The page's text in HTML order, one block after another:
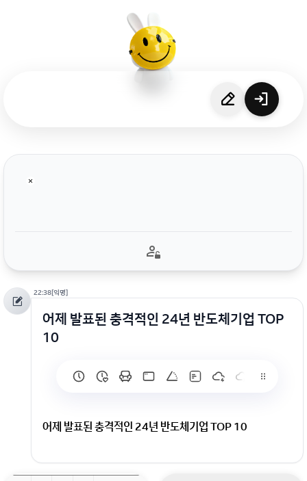
22:38[익명]
어제 발표된 충격적인 24년 반도체기업 TOP
10
어제 발표된 충격적인 24년 반도체기업 TOP 10
회원가입 혹은 광고 [X]를 누르면 내용이 보입니다